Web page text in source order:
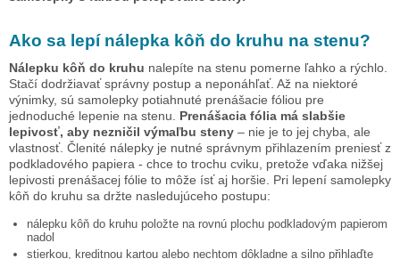
Ako sa lepí nálepka kôň do kruhu na stenu?
Nálepku kôň do kruhu nalepíte na stenu pomerne ľahko a rýchlo.
Stačí dodržiavať správny postup a neponáhľať. Až na niektoré
výnimky, sú samolepky potiahnuté prenášacie fóliou pre
jednoduché lepenie na stenu. Prenášacia fólia má slabšie
lepivosť, aby nezničil výmaľbu steny – nie je to jej chyba, ale
vlastnosť. Členité nálepky je nutné správnym přihlazením preniesť z
podkladového papiera - chce to trochu cviku, pretože vďaka nižšej
lepivosti prenášacej fólie to môže ísť aj horšie. Pri lepení samolepky
kôň do kruhu sa držte nasledujúceho postupu:
nálepku kôň do kruhu položte na rovnú plochu podkladovým papierom
nadol
stierkou, kreditnou kartou alebo nechtom dôkladne a silno přihlaďte